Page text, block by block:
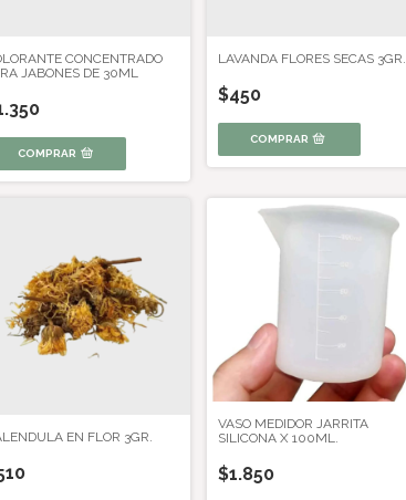
CONCENTRADO
JABONES DE 30ML
COMPRAR
LAVANDA FLORES SECAS 3GR.
$450
EN FLOR 3GR.
VASO MEDIDOR JARRITA
SILICONA X 100ML.
$1.850